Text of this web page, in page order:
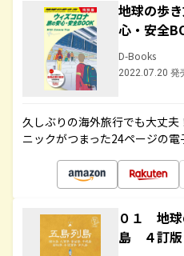
地球の歩
心・安全
D-Books
2022.07.20 発
久しぶりの海外旅行でも大丈
ニックがつまった24ページの電
０１ 地
島 ４訂版